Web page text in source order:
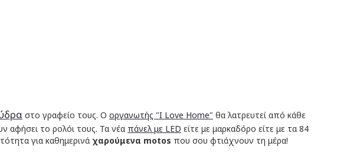
στο γραφείο τους. Ο οργανωτής "I Love Home" θα λατρευτεί από κάθε
αφήσει το ρολόι τους. Τα νέα πάνελ με LED είτε με μαρκαδόρο είτε με τα 84
για καθημερινά χαρούμενα motos που σου φτιάχνουν τη μέρα!